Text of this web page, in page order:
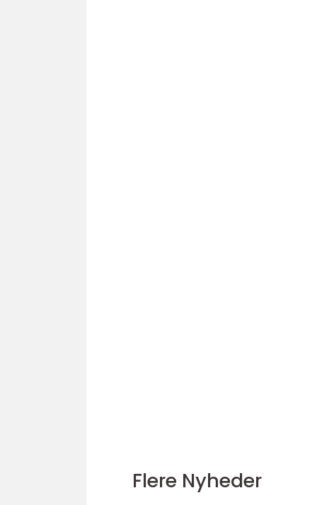
Flere Nyheder